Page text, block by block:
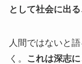
として社会に出る
人間ではないと
く。
これは深志